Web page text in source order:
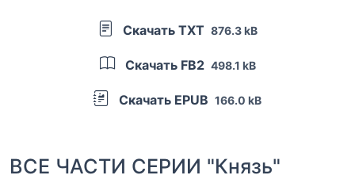
Скачать TXT 876.3 kB
Скачать FB2 498.1 kB
Скачать EPUB 166.0 kB
ВСЕ ЧАСТИ СЕРИИ "Князь"